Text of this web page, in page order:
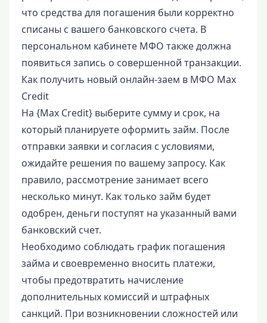
что средства для погашения были корректно
списаны с вашего банковского счета. В
персональном кабинете МФО также должна
появиться запись о совершенной транзакции.
Как получить новый онлайн-заем в МФО Max
Credit
На {Max Credit} выберите сумму и срок, на
который планируете оформить займ. После
отправки заявки и согласия с условиями,
ожидайте решения по вашему запросу. Как
правило, рассмотрение занимает всего
несколько минут. Как только займ будет
одобрен, деньги поступят на указанный вами
банковский счет.
Необходимо соблюдать график погашения
займа и своевременно вносить платежи,
чтобы предотвратить начисление
дополнительных комиссий и штрафных
санкций. При возникновении сложностей или